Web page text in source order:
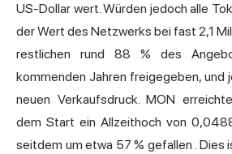
US-Dollar wert. Würden jedoch alle
der Wert des Netzwerks bei fast 2,1
restlichen rund 88 % des
kommenden Jahren freigegeben, und
neuen Verkaufsdruck. MON
dem Start ein Allzeithoch von
seitdem um etwa 57 % gefallen . Dies